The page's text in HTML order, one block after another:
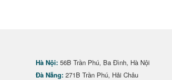
Hà Nội: 56B Trần Phú, Ba Đình, Hà Nội
Đà Nẵng: 271B Trần Phú, Hải Châu